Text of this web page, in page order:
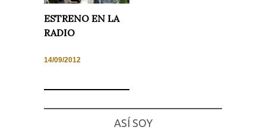
ESTRENO EN LA
RADIO
14/09/2012
ASÍ SOY